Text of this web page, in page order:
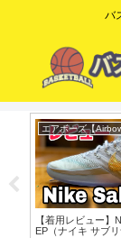
バ
エアボーズ【
【着用レビュー】
EP（ナイキ サブ